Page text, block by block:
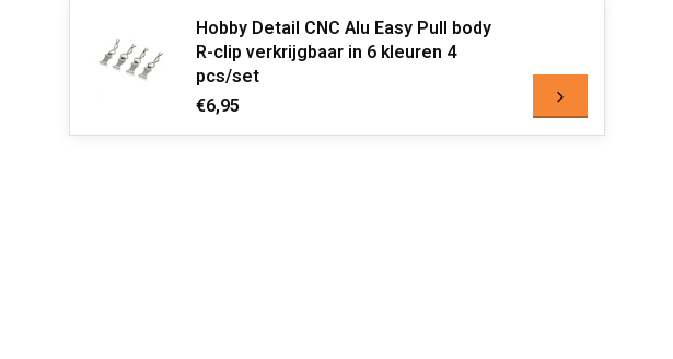
Hobby Detail CNC Alu Easy Pull body
R-clip verkrijgbaar in 6 kleuren 4
pcs/set
€6,95